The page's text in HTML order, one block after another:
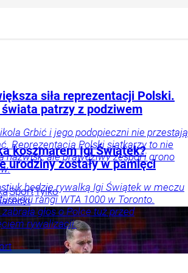
siła reprezentacji Polski.
patrzy z podziwem
Grbić i jego podopieczni nie przestają
Reprezentacja Polski siatkarzy to nie
nazwisk, ale prawdziwy zespół i grono
SportTylko
koszmarem Igi Świątek?
urodziny zostały w pamięci
będzie rywalką Igi Świątek w meczu
rangi WTA 1000 w Toronto.
głos o Polce tuż przed
rywalizacji.